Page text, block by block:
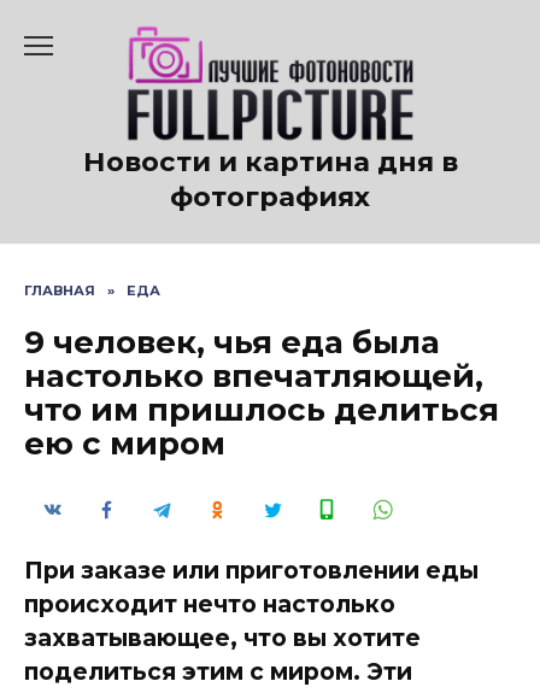
содержанию
Новости и картина дня в
фотографиях
ГЛАВНАЯ » ЕДА
9 человек, чья еда была
настолько впечатляющей,
что им пришлось делиться
ею с миром
При заказе или приготовлении еды
происходит нечто настолько
захватывающее, что вы хотите
поделиться этим с миром. Эти